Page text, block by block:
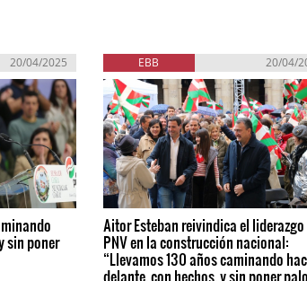
20/04/2025
sin poner
EBB 20/04/
Aitor Esteban reivindica el liderazgo
PNV en la construcción nacional:
“Llevamos 130 años caminando
delante, con hechos, y sin poner